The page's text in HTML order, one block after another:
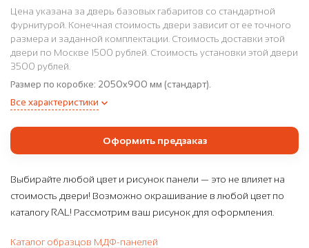
Цена указана за дверь базовых габаритов со стандартной
фурнитурой. Конечная стоимость двери зависит от ее точного
размера и заданной комплектации. Стоимость доставки этой
двери по Москве 1500 рублей. Стоимость установки этой двери
3500 рублей.
Размер по коробке: 2050x900 мм (стандарт).
Все характеристики
Оформить предзаказ
Выбирайте любой цвет и рисунок панели — это не влияет на
стоимость двери! Возможно окрашивание в любой цвет по
каталогу RAL! Рассмотрим ваш рисунок для оформления.
Каталог образцов МДФ-панелей